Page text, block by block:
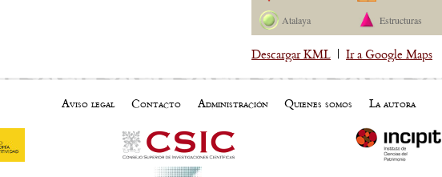
Atalaya Estructuras
Descargar KML | Ir a Google Maps
Aviso legal Contacto Administración Quienes somos La autora